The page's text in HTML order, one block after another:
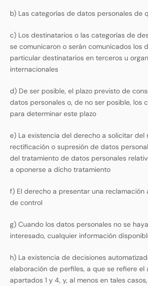
b) Las categorías de datos personales de
c) Los destinatarios o las categorías de
se comunicaron o serán comunicados los
particular destinatarios en terceros u
internacionales
d) De ser posible, el plazo previsto de
datos personales o, de no ser posible, los
para determinar este plazo
e) La existencia del derecho a solicitar del
rectificación o supresión de datos
del tratamiento de datos personales
a oponerse a dicho tratamiento
f) El derecho a presentar una reclamación
de control
g) Cuando los datos personales no se
interesado, cualquier información
h) La existencia de decisiones
elaboración de perfiles, a que se refiere el
apartados 1 y 4, y, al menos en tales